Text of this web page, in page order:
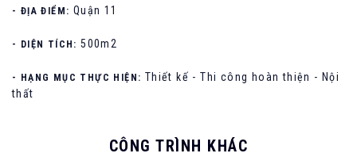
- ĐỊA ĐIỂM: Quận 11
- DIỆN TÍCH: 500m2
- HẠNG MỤC THỰC HIỆN: Thiết kế - Thi công hoàn thiện - Nội
thất
CÔNG TRÌNH KHÁC